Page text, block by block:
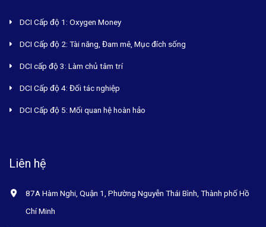
DCI Cấp độ 1: Oxygen Money
DCI Cấp độ 2: Tài năng, Đam mê, Mục đích sống
DCI cấp độ 3: Làm chủ tâm trí
DCI Cấp độ 4: Đối tác nghiệp
DCI Cấp độ 5: Mối quan hệ hoàn hảo
Liên hệ
87A Hàm Nghi, Quận 1, Phường Nguyễn Thái Bình, Thành phố Hồ
Chí Minh